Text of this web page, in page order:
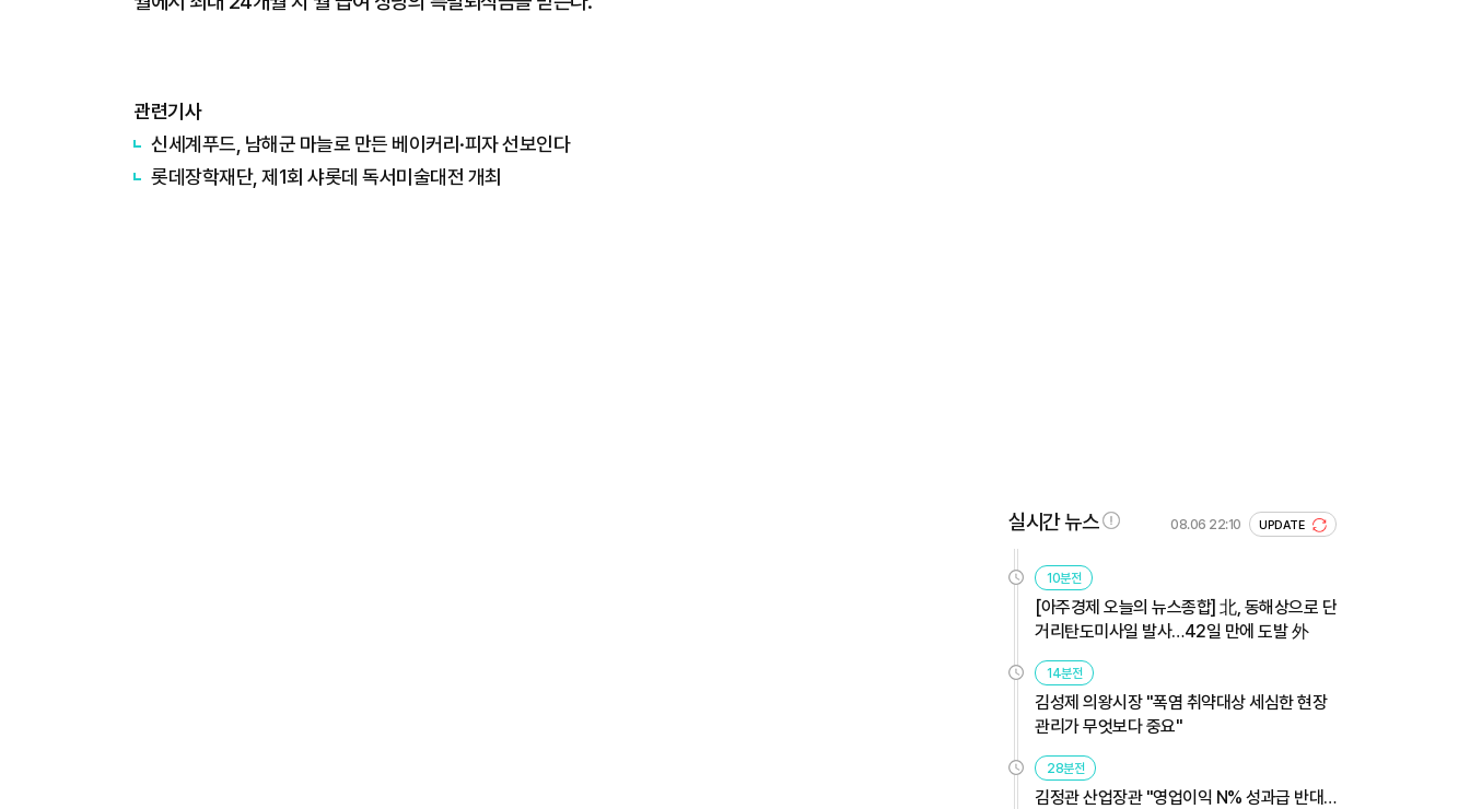
관련기사
신세계푸드, 남해군 마늘로 만든 베이커리·피자 선보인다
롯데장학재단, 제1회 샤롯데 독서미술대전 개최
실시간 뉴스 08.06 22:10 UPDATE
10분전
[아주경제 오늘의 뉴스종합] 北, 동해상으로 단
거리탄도미사일 발사…42일 만에 도발 外
14분전
김성제 의왕시장 "폭염 취약대상 세심한 현장
관리가 무엇보다 중요"
28분전
김정관 산업장관 "영업이익 N% 성과급 반대…